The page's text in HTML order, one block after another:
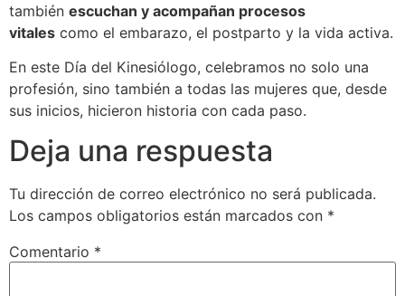
también escuchan y acompañan procesos
vitales como el embarazo, el postparto y la vida activa.
En este Día del Kinesiólogo, celebramos no solo una
profesión, sino también a todas las mujeres que, desde
sus inicios, hicieron historia con cada paso.
Deja una respuesta
Tu dirección de correo electrónico no será publicada.
Los campos obligatorios están marcados con *
Comentario *